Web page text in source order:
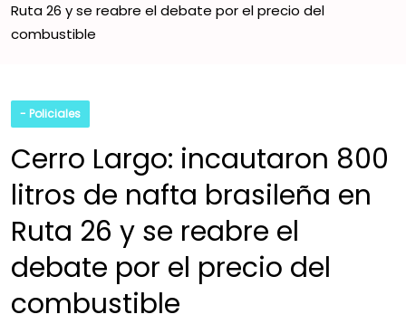
Ruta 26 y se reabre el debate por el precio del
combustible
- Policiales
Cerro Largo: incautaron 800
litros de nafta brasileña en
Ruta 26 y se reabre el
debate por el precio del
combustible